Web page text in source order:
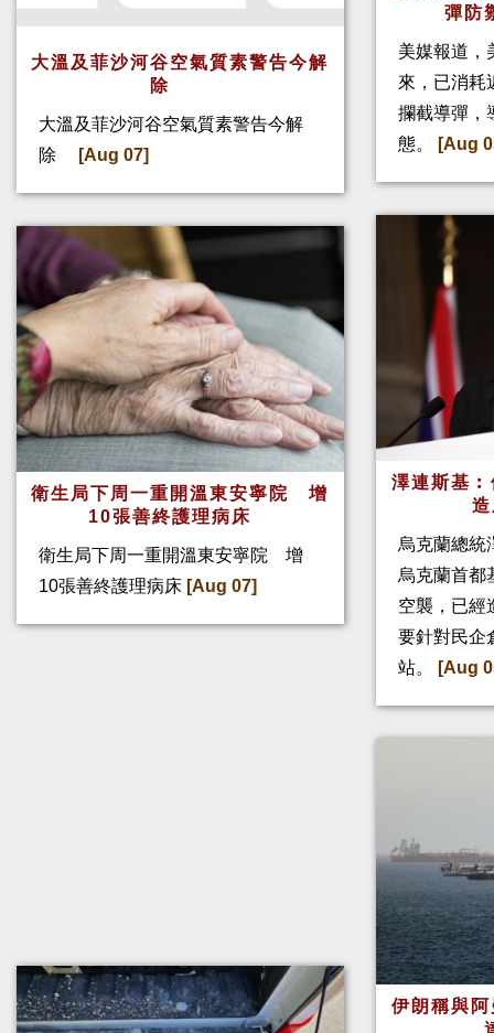
大溫及菲沙河谷空氣質素警告今解
除
大溫及菲沙河谷空氣質素警告今解
除
[Aug 07]
衛生局下周一重開溫東安寧院 增
10張善終護理病床
衛生局下周一重開溫東安寧院 增
10張善終護理病床 [Aug 07]
彈防
美媒報道，
來，已消耗
攔截導彈，
態。
[Aug
澤連斯基
烏克蘭總統
烏克蘭首都
空襲，已經
要針對民企
站。
[Aug
伊朗稱與